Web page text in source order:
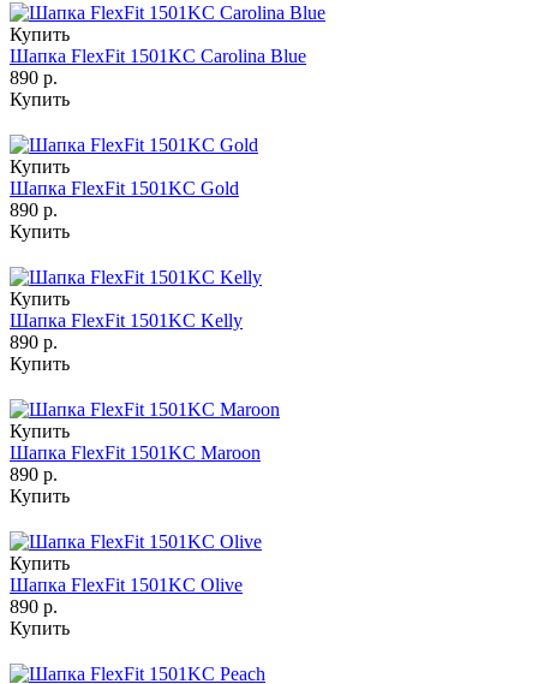
Купить
Шапка FlexFit 1501KC Carolina Blue
890 р.
Купить
Купить
Шапка FlexFit 1501KC Gold
890 р.
Купить
Купить
Шапка FlexFit 1501KC Kelly
890 р.
Купить
Купить
Шапка FlexFit 1501KC Maroon
890 р.
Купить
Купить
Шапка FlexFit 1501KC Olive
890 р.
Купить